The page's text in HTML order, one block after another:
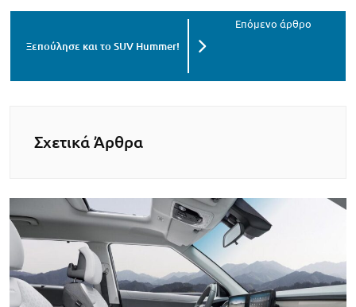
Ξεπούλησε και το SUV Hummer!
Σχετικά Άρθρα